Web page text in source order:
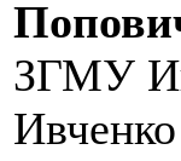
ЗГМУ